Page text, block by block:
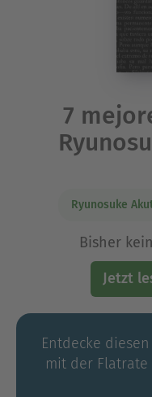
7
Ryunosuke
Bisher
Jetzt
Entdecke
mit der Flatrate